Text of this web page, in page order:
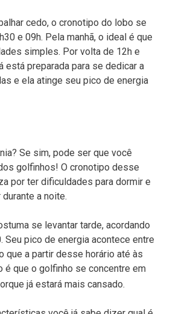
cedo, o cronotipo do lobo se
e 09h. Pela manhã, o ideal é que
simples. Por volta de 12h e
está preparada para se dedicar a
e ela atinge seu pico de energia
Se sim, pode ser que você
golfinhos! O cronotipo desse
por ter dificuldades para dormir e
a noite.
se levantar tarde, acordando
Seu pico de energia acontece entre
que a partir desse horário até às
é que o golfinho se concentre em
já estará mais cansado.